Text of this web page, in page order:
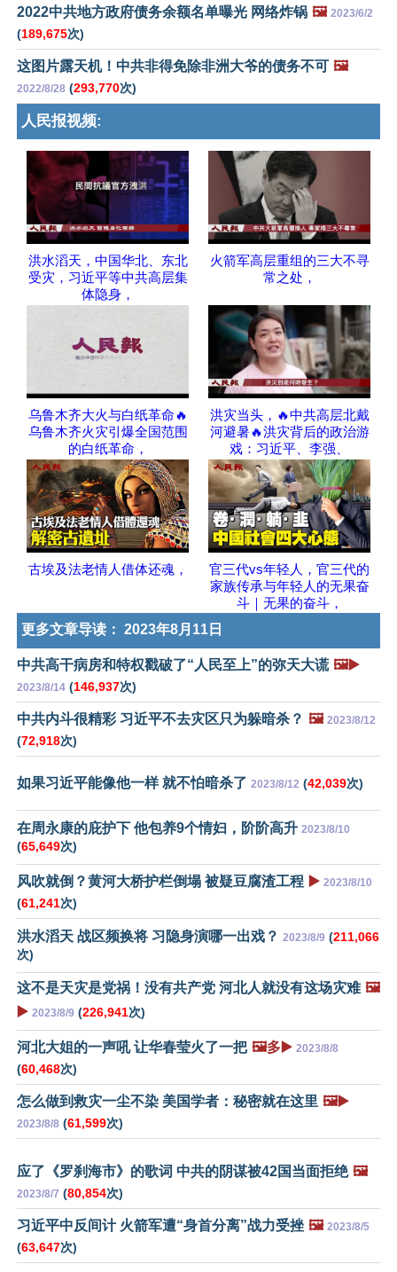
2022中共地方政府债务余额名单曝光 网络炸锅 🖼️ 2023/6/2
(189,675次)
这图片露天机！中共非得免除非洲大爷的债务不可 🖼️
2022/8/28 (293,770次)
人民报视频:
洪水滔天，中国华北、东北
受灾，习近平等中共高层集
体隐身，
火箭军高层重组的三大不寻
常之处，
乌鲁木齐大火与白纸革命🔥
乌鲁木齐火灾引爆全国范围
的白纸革命，
洪灾当头，🔥中共高层北戴
河避暑🔥洪灾背后的政治游
戏：习近平、李强、
古埃及法老情人借体还魂，
官三代vs年轻人，官三代的
家族传承与年轻人的无果奋
斗｜无果的奋斗，
更多文章导读： 2023年8月11日
中共高干病房和特权戳破了“人民至上”的弥天大谎 🖼️▶️
2023/8/14 (146,937次)
中共内斗很精彩 习近平不去灾区只为躲暗杀？ 🖼️ 2023/8/12
(72,918次)
如果习近平能像他一样 就不怕暗杀了 2023/8/12 (42,039次)
在周永康的庇护下 他包养9个情妇，阶阶高升 2023/8/10
(65,649次)
风吹就倒？黄河大桥护栏倒塌 被疑豆腐渣工程 ▶️ 2023/8/10
(61,241次)
洪水滔天 战区频换将 习隐身演哪一出戏？ 2023/8/9 (211,066
次)
这不是天灾是党祸！没有共产党 河北人就没有这场灾难 🖼️
▶️ 2023/8/9 (226,941次)
河北大姐的一声吼 让华春莹火了一把 🖼️多▶️ 2023/8/8
(60,468次)
怎么做到救灾一尘不染 美国学者：秘密就在这里 🖼️▶️
2023/8/8 (61,599次)
应了《罗刹海市》的歌词 中共的阴谋被42国当面拒绝 🖼️
2023/8/7 (80,854次)
习近平中反间计 火箭军遭“身首分离”战力受挫 🖼️ 2023/8/5
(63,647次)